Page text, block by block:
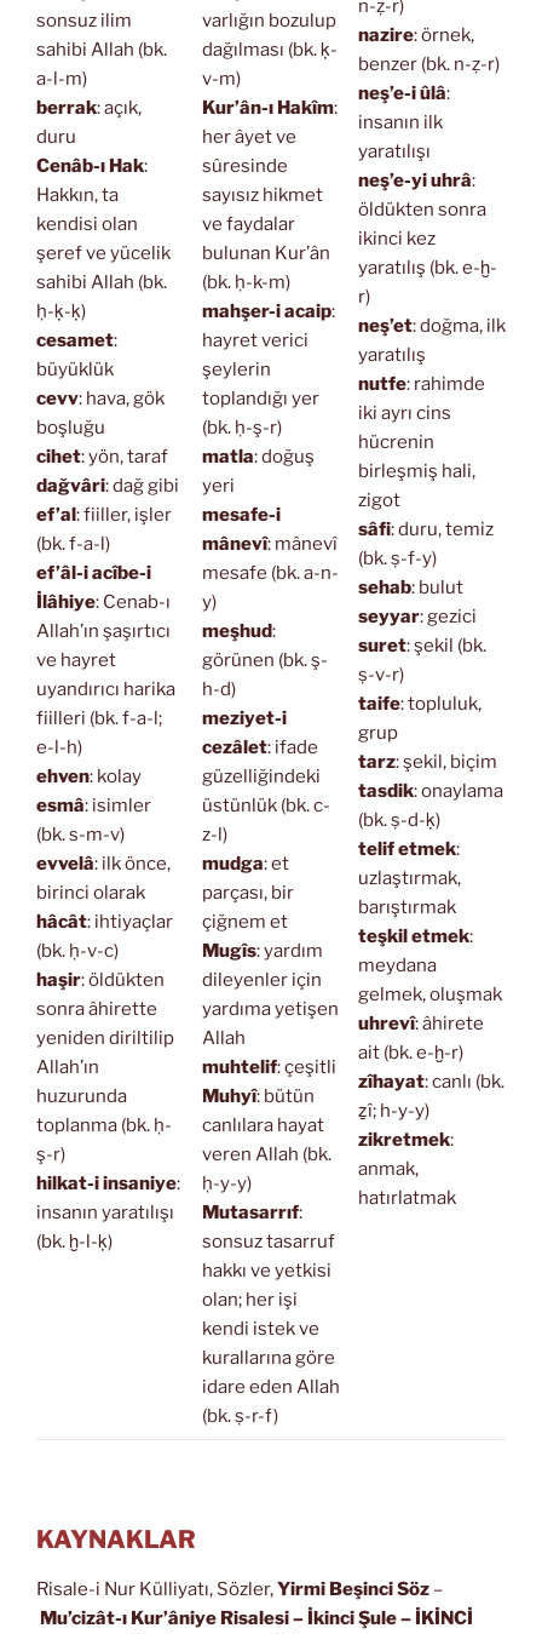
sonsuz ilim
sahibi Allah (bk.
a-l-m)
berrak: açık,
duru
Cenâb-ı Hak:
Hakkın, ta
kendisi olan
şeref ve yücelik
sahibi Allah (bk.
ḥ-ḳ-ḳ)
cesamet:
büyüklük
cevv: hava, gök
boşluğu
cihet: yön, taraf
dağvâri: dağ gibi
ef’al : fiiller, işler
(bk. f-a-l)
ef’âl-i acîbe-i
İlâhiye: Cenab-ı
Allah’ın şaşırtıcı
ve hayret
uyandırıcı harika
fiilleri (bk. f-a-l;
e-l-h)
ehven: kolay
esmâ: isimler
(bk. s-m-v)
evvelâ: ilk önce,
birinci olarak
hâcât: ihtiyaçlar
(bk. ḥ-v-c)
haşir: öldükten
sonra âhirette
yeniden diriltilip
Allah’ın
huzurunda
toplanma (bk. ḥ-
ş-r)
hilkat-i insaniye:
insanın yaratılışı
(bk. ḫ-l-ḳ)
varlığın bozulup
dağılması (bk. ḳ-
v-m)
Kur’ân-ı Hakîm:
her âyet ve
sûresinde
sayısız hikmet
ve faydalar
bulunan Kur’ân
(bk. ḥ-k-m)
mahşer-i acaip:
hayret verici
şeylerin
toplandığı yer
(bk. ḥ-ş-r)
matla: doğuş
yeri
mesafe-i
mânevî: mânevî
mesafe (bk. a-n-
y)
meşhud:
görünen (bk. ş-
h-d)
meziyet-i
cezâlet: ifade
güzelliğindeki
üstünlük (bk. c-
z-l)
mudga: et
parçası, bir
çiğnem et
Mugîs: yardım
dileyenler için
yardıma yetişen
Allah
muhtelif: çeşitli
Muhyî: bütün
canlılara hayat
veren Allah (bk.
ḥ-y-y)
Mutasarrıf:
sonsuz tasarruf
hakkı ve yetkisi
olan; her işi
kendi istek ve
kurallarına göre
idare eden Allah
(bk. ṣ-r-f)
n-ẓ-r)
nazire: örnek,
benzer (bk. n-ẓ-r)
neş’e-i ûlâ:
insanın ilk
yaratılışı
neş’e-yi uhrâ:
öldükten sonra
ikinci kez
yaratılış (bk. e-ḫ-
r)
neş’et: doğma, ilk
yaratılış
nutfe: rahimde
iki ayrı cins
hücrenin
birleşmiş hali,
zigot
sâfi: duru, temiz
(bk. ṣ-f-y)
sehab: bulut
seyyar: gezici
suret: şekil (bk.
ṣ-v-r)
taife: topluluk,
grup
tarz: şekil, biçim
tasdik: onaylama
(bk. ṣ-d-ḳ)
telif etmek:
uzlaştırmak,
barıştırmak
teşkil etmek:
meydana
gelmek, oluşmak
uhrevî: âhirete
ait (bk. e-ḫ-r)
zîhayat: canlı (bk.
ẕî; h-y-y)
zikretmek:
anmak,
hatırlatmak
KAYNAKLAR
Risale-i Nur Külliyatı, Sözler,Yirmi Beşinci Söz –
Mu’cizât-ı Kur’âniye Risalesi– İkinci Şule – İKİNCİ